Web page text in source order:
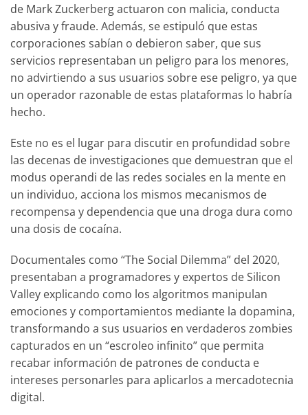
de Mark Zuckerberg actuaron con malicia, conducta
abusiva y fraude. Además, se estipuló que estas
corporaciones sabían o debieron saber, que sus
servicios representaban un peligro para los menores,
no advirtiendo a sus usuarios sobre ese peligro, ya que
un operador razonable de estas plataformas lo habría
hecho.
Este no es el lugar para discutir en profundidad sobre
las decenas de investigaciones que demuestran que el
modus operandi de las redes sociales en la mente en
un individuo, acciona los mismos mecanismos de
recompensa y dependencia que una droga dura como
una dosis de cocaína.
Documentales como “The Social Dilemma” del 2020,
presentaban a programadores y expertos de Silicon
Valley explicando como los algoritmos manipulan
emociones y comportamientos mediante la dopamina,
transformando a sus usuarios en verdaderos zombies
capturados en un “escroleo infinito” que permita
recabar información de patrones de conducta e
intereses personarles para aplicarlos a mercadotecnia
digital.